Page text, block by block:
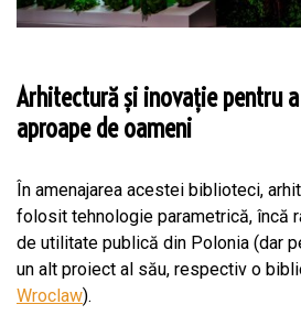
Arhitectură și inovație pentru
aproape de oameni
În amenajarea acestei biblioteci,
folosit tehnologie parametrică, încă
de utilitate publică din Polonia (dar
un alt proiect al său, respectiv o
Wroclaw).